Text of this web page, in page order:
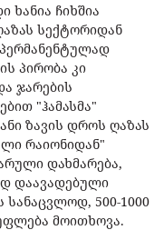
ხანია ჩიხშია
სექტორიდან
პირობა კი
ჯარების
"ჰამასმა"
ზავის დროს ღაზას
რაიონიდან"
დახმარება,
დაავადებული
500-1000
მოითხოვა.